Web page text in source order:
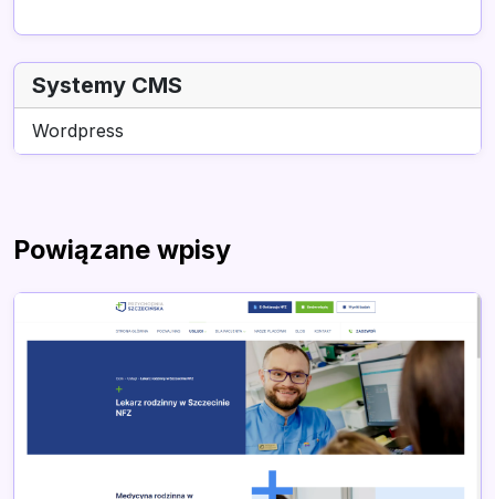
Systemy CMS
Wordpress
Powiązane wpisy